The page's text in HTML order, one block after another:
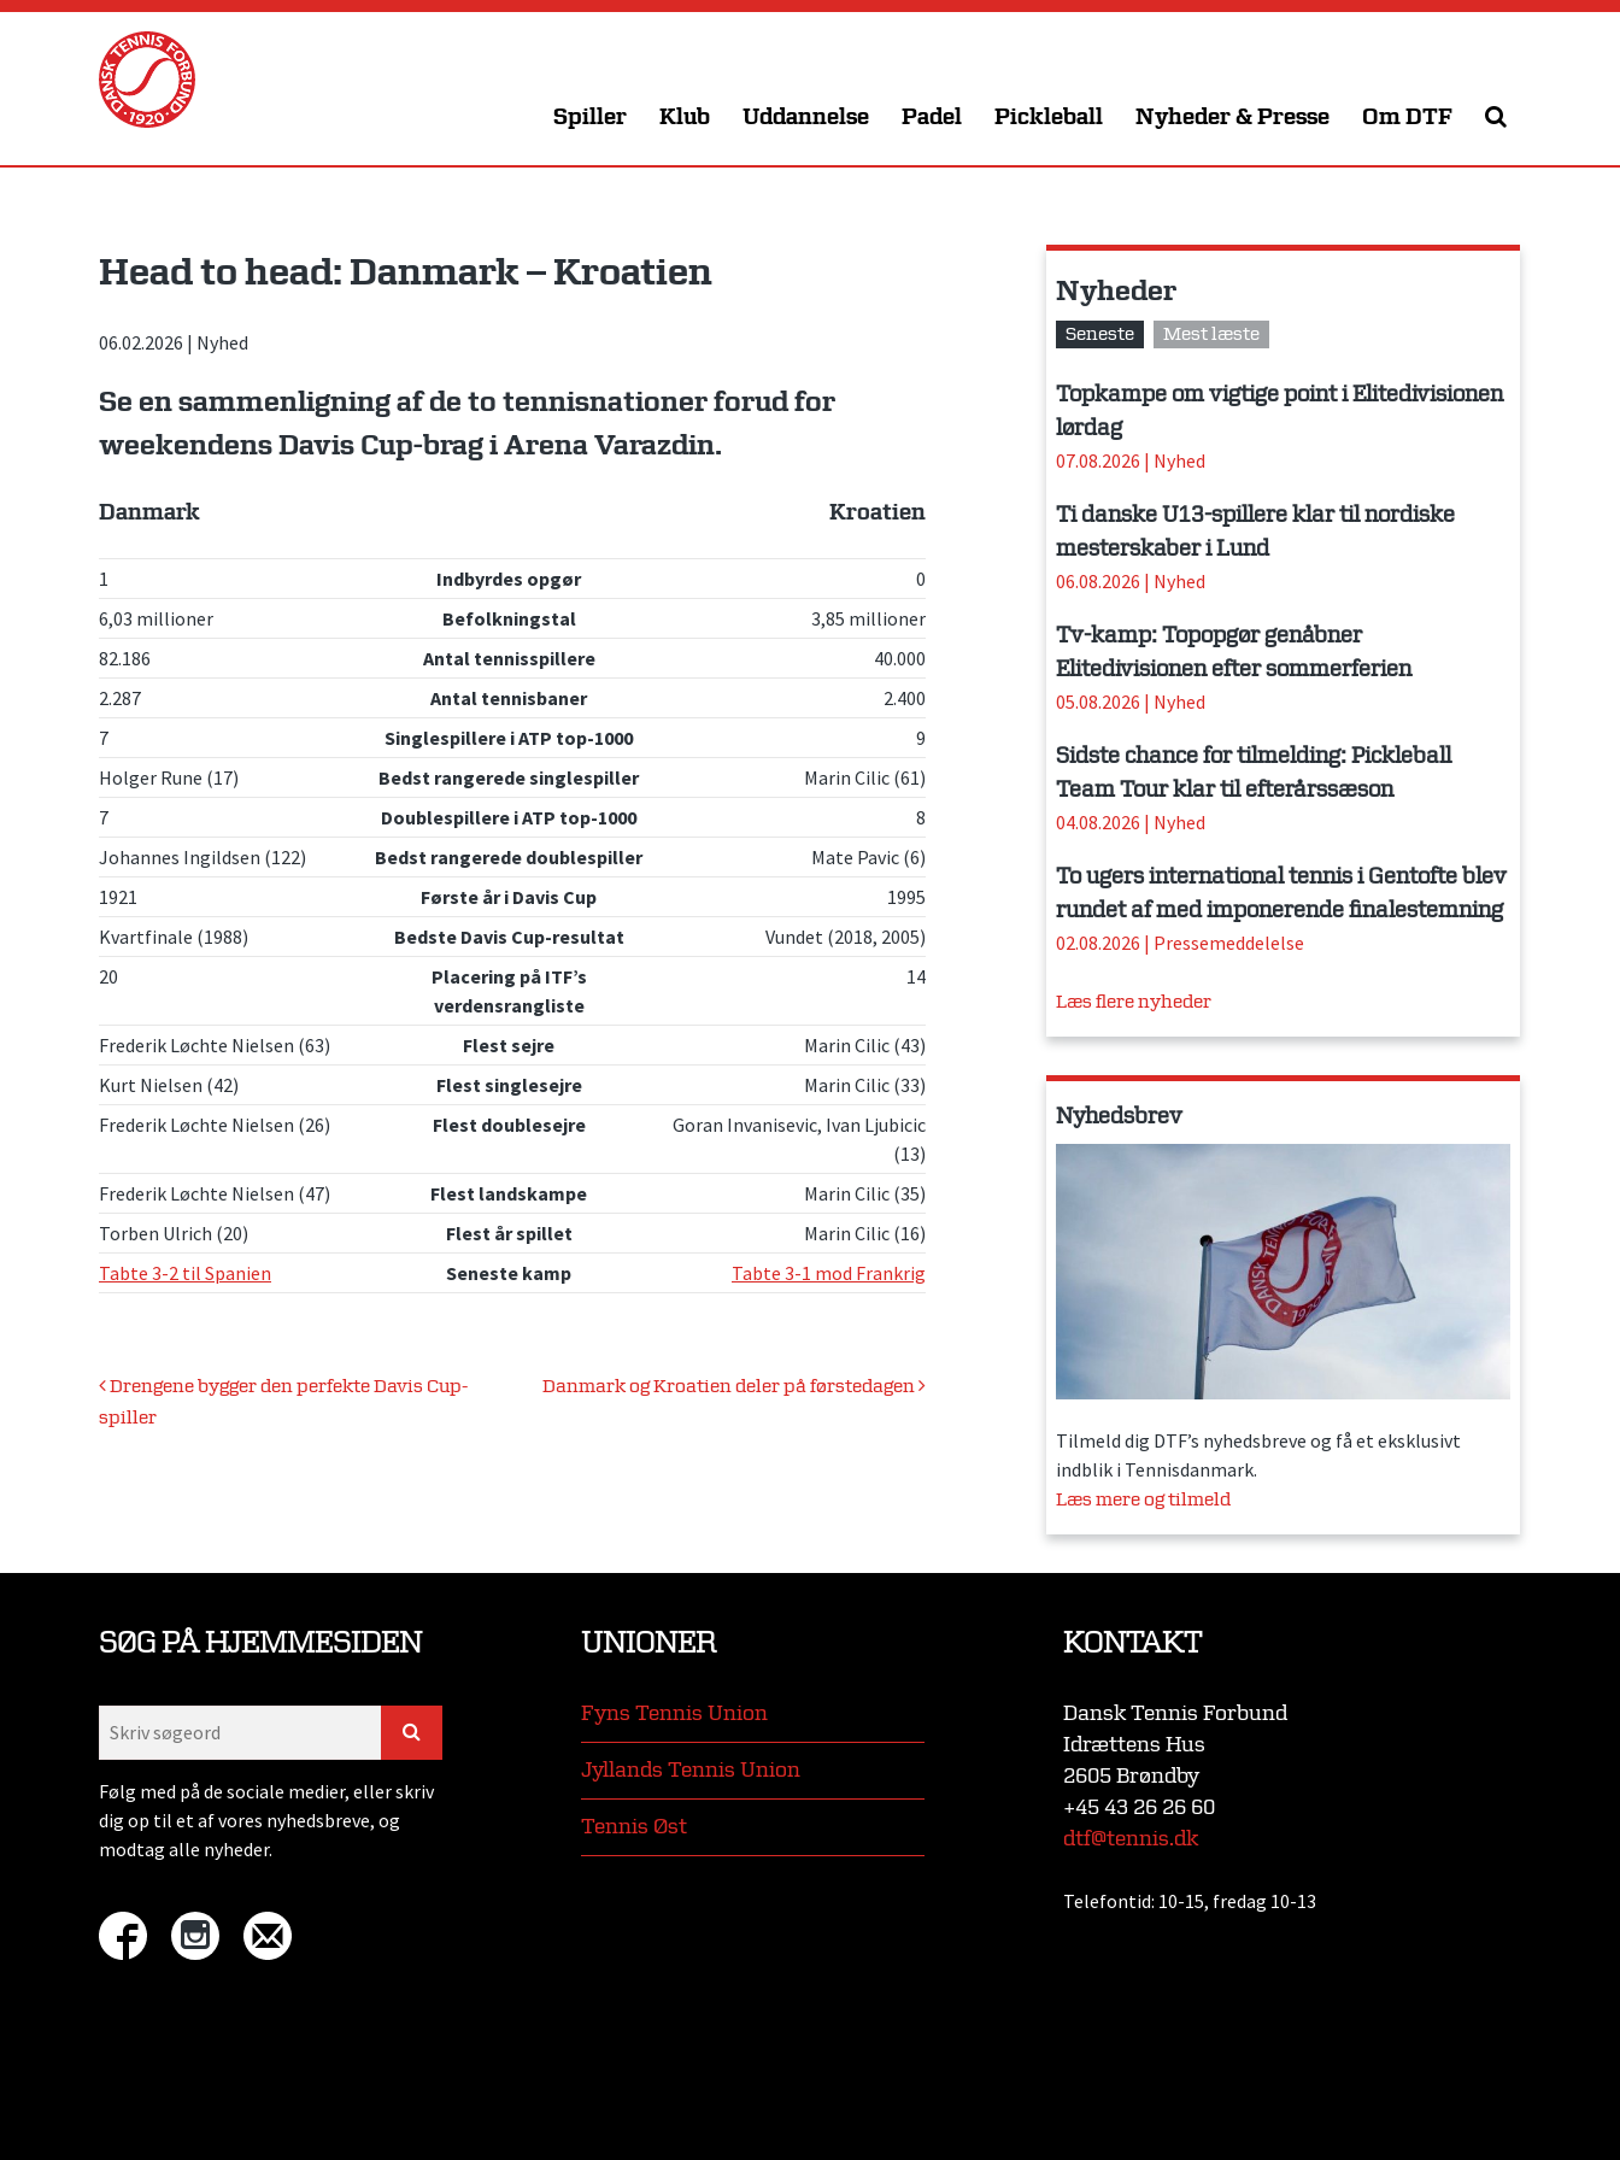
Skip
Spiller Klub Uddannelse Padel Pickleball Nyheder & Presse Om DTF
Head to head: Danmark – Kroatien
06.02.2026 | Nyhed
Se en sammenligning af de to tennisnationer forud for
weekendens Davis Cup-brag i Arena Varazdin.
Danmark Kroatien
1 Indbyrdes opgør
0
6,03 millioner
Befolkningstal
3,85 millioner
82.186
Antal tennisspillere
40.000
2.287
Antal tennisbaner
2.400
7
Singlespillere i ATP top-1000
9
Holger Rune (17)
Bedst rangerede singlespiller
Marin Cilic (61)
7
Doublespillere i ATP top-1000
8
Johannes Ingildsen (122)
Bedst rangerede doublespiller
Mate Pavic (6)
1921
Første år i Davis Cup
1995
Kvartfinale (1988)
Bedste Davis Cup-resultat
Vundet (2018, 2005)
20
Placering på ITF’s
verdensrangliste
14
Frederik Løchte Nielsen (63) Flest sejre
Marin Cilic (43)
Kurt Nielsen (42)
Flest singlesejre
Marin Cilic (33)
Frederik Løchte Nielsen (26)
Flest doublesejre
Goran Invanisevic, Ivan Ljubicic
(13)
Frederik Løchte Nielsen (47)
Flest landskampe
Marin Cilic (35)
Torben Ulrich (20)
Flest år spillet
Marin Cilic (16)
Tabte 3-2 til Spanien
Seneste kamp Tabte 3-1 mod Frankrig
Indlægsnavigation
Drengene bygger den perfekte Davis Cup-
spiller
Danmark og Kroatien deler på førstedagen
Nyheder
Seneste Mest læste
Topkampe om vigtige point i Elitedivisionen
lørdag
07.08.2026 | Nyhed
Ti danske U13-spillere klar til nordiske
mesterskaber i Lund
06.08.2026 | Nyhed
Tv-kamp: Topopgør genåbner
Elitedivisionen efter sommerferien
05.08.2026 | Nyhed
Sidste chance for tilmelding: Pickleball
Team Tour klar til efterårssæson
04.08.2026 | Nyhed
To ugers international tennis i Gentofte blev
rundet af med imponerende finalestemning
02.08.2026 | Pressemeddelelse
Læs flere nyheder
Nyhedsbrev
Tilmeld dig DTF’s nyhedsbreve og få et eksklusivt
indblik i Tennisdanmark.
Læs mere og tilmeld
SØG PÅ HJEMMESIDEN
Følg med på de sociale medier, eller skriv
dig op til et af vores nyhedsbreve, og
modtag alle nyheder.
UNIONER
Fyns Tennis Union
Jyllands Tennis Union
Tennis Øst
KONTAKT
Dansk Tennis Forbund
Idrættens Hus
2605 Brøndby
+45 43 26 26 60
dtf@tennis.dk
Telefontid: 10-15, fredag 10-13